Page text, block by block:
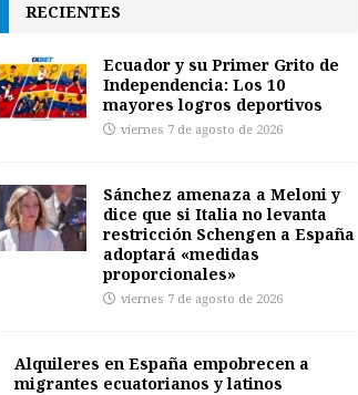
RECIENTES
Ecuador y su Primer Grito de
Independencia: Los 10
mayores logros deportivos
viernes 7 de agosto de 2026
Sánchez amenaza a Meloni y
dice que si Italia no levanta
restricción Schengen a España
adoptará «medidas
proporcionales»
viernes 7 de agosto de 2026
Alquileres en España empobrecen a
migrantes ecuatorianos y latinos